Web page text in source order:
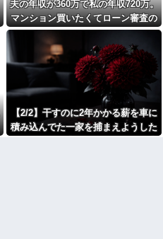
の私を悪者扱いし、旦那まで
「妻を強く言わないで」と庇い
出す地獄の事故現場
義父「嫁にたぶらかされたん
だろうが、目を覚まさなければ
縁を切る」夫「それで俺が困る
ことって何？」義父「お前には
財産を残さん！！」夫「財産な
んかないよね？」
婚約者にウワキされて捨てら
れた。それから数年後・・元婚
約者「俺が捨てた女は結婚でき
なかったんだってｗ相手してや
夫の年収が360万で私の年収720万。
マンション買いたくてローン審査の
用紙書こうとしたら、夫が自分の年
収欄に720万円って記入しやがった
【2/2】干すのに2年かかる薪を車に
積み込んでた一家を捕まえようした